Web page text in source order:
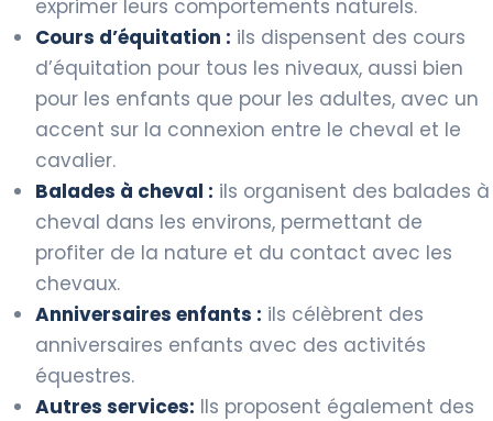
exprimer leurs comportements naturels.
Cours d’équitation : ils dispensent des cours
d’équitation pour tous les niveaux, aussi bien
pour les enfants que pour les adultes, avec un
accent sur la connexion entre le cheval et le
cavalier.
Balades à cheval : ils organisent des balades à
cheval dans les environs, permettant de
profiter de la nature et du contact avec les
chevaux.
Anniversaires enfants : ils célèbrent des
anniversaires enfants avec des activités
équestres.
Autres services: Ils proposent également des